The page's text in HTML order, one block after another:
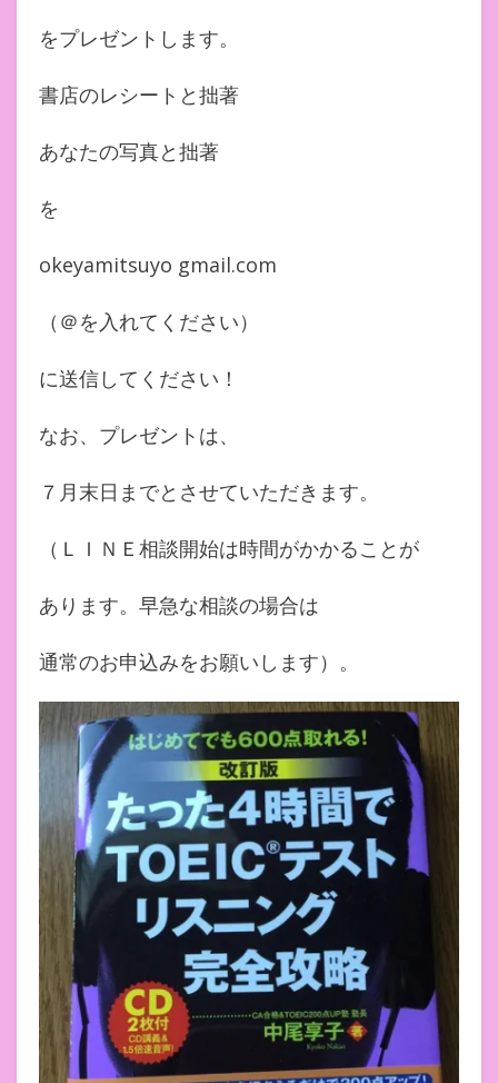
をプレゼントします。
書店のレシートと拙著
あなたの写真と拙著
を
okeyamitsuyo gmail.com
（＠を入れてください）
に送信してください！
なお、プレゼントは、
７月末日までとさせていただきます。
（ＬＩＮＥ相談開始は時間がかかることが
あります。早急な相談の場合は
通常のお申込みをお願いします）。